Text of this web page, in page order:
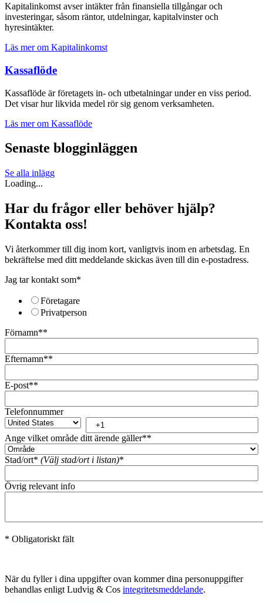
Kapitalinkomst avser intäkter från finansiella tillgångar och
investeringar, såsom räntor, utdelningar, kapitalvinster och
hyresintäkter.
Läs mer om Kapital­inkomst
Kassa­flöde
Kassaflöde är företagets in- och utbetalningar under en viss period.
Det visar hur likvida medel rör sig genom verksamheten.
Läs mer om Kassa­flöde
Senaste blogginläggen
Se alla inlägg
Loading...
Har du frågor eller behöver hjälp?
Kontakta oss!
Vi återkommer till dig inom kort, vanligtvis inom en arbetsdag. En
bekräftelse med ditt meddelande skickas även till din e-postadress.
Jag tar kontakt som*
Företagare
Privatperson
Förnamn**
Efternamn**
E-post**
Telefonnummer
Ange vilket område ditt ärende gäller**
Stad/ort* (Välj stad/ort i listan)*
Övrig relevant info
* Obligatoriskt fält
När du fyller i dina uppgifter ovan kommer dina personuppgifter
behandlas enligt Ludvig & Cos integritetsmeddelande.